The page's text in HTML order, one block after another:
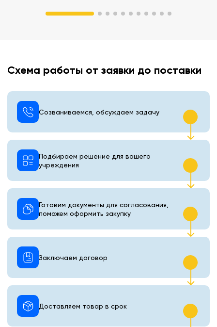
Схема работы от заявки до поставки
Созваниваемся, обсуждаем задачу
Подбираем решение для вашего
учреждения
Готовим документы для согласования,
поможем оформить закупку
Доставляем товар в срок
Заключаем договор